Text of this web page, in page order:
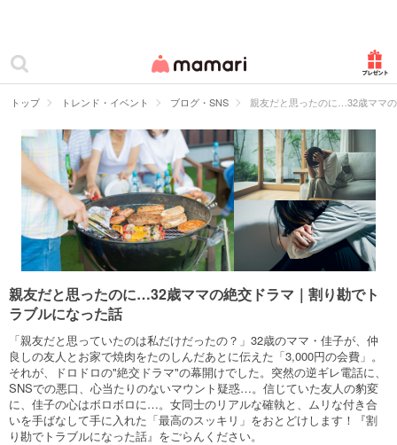
ママリ
カテゴリー一覧
妊娠
出産
赤ちゃん・育児
子育て・家族
美容・ファッション
お仕事
住まい
マネー
トップ トレンド・イベント ブログ・SNS 親友だと思ったのに…32歳ママ
親友だと思ったのに…32歳ママの絶交ドラマ｜割り勘でト
ラブルになった話
「親友だと思っていたのは私だけだったの？」32歳のママ・佳子が、仲
良しの友人とお家で焼肉をたのしんだあとに伝えた「3,000円の会費」。
それが、ドロドロの"絶交ドラマ"の幕開けでした。突然の逆ギレ電話に、
SNSでの悪口、心当たりのないマウント疑惑…。信じていた友人の豹変
に、佳子の心はボロボロに…。女同士のリアルな確執と、ムリな付き合
いを手ばなして手に入れた「最高のスッキリ」をおとどけします！『割
り勘でトラブルになった話』をごらんください。